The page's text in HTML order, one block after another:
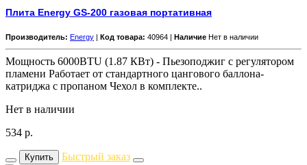
Плита Energy GS-200 газовая портативная
Производитель: Energy Код товара: 40964 | Наличие Нет в наличии
Мощность 6000BTU (1.87 КВт) - Пьезоподжиг с регулятором
пламени Работает от стандартного цангового баллона-
катриджа с пропаном Чехол в комплекте..
Нет в наличии
534 р.
Купить Быстрый заказ